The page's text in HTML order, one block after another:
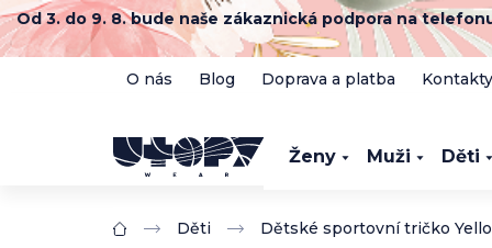
Přejít
na
obsah
Od 3. do 9. 8. bude naše zákaznická podpora na
O nás Blog Doprava a platba Kontakty
Ženy Muži Děti
Domů Děti Dětské sportovní tričko